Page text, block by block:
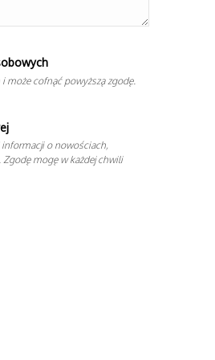
może cofnąć powyższą zgodę.
informacji o nowościach,
mogę w każdej chwili